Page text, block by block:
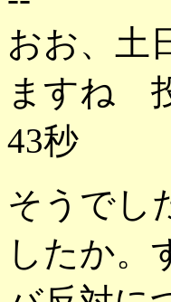
おお、土
ますね
43秒
そうでし
したか。